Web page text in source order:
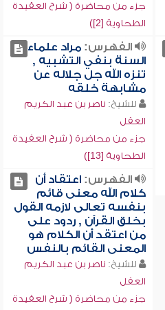
جزء من محاضرة ( شرح العقيدة
الطحاوية [2])
الفهرس:مراد علماء
السنة بنفي التشبيه ,
تنزه الله جل جلاله عن
مشابهة خلقه
للشيخ: ناصر بن عبد الكريم
العقل
جزء من محاضرة ( شرح العقيدة
الطحاوية [13])
الفهرس:اعتقاد أن
كلام الله معنى قائم
بنفسه تعالى لازمه القول
بخلق القرآن , ردود على
من اعتقد أن الكلام هو
المعنى القائم بالنفس
للشيخ: ناصر بن عبد الكريم
العقل
جزء من محاضرة ( شرح العقيدة